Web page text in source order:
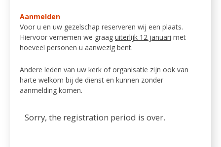
Aanmelden
Voor u en uw gezelschap reserveren wij een plaats.
Hiervoor vernemen we graag uiterlijk 12 januari met
hoeveel personen u aanwezig bent.
Andere leden van uw kerk of organisatie zijn ook van
harte welkom bij de dienst en kunnen zonder
aanmelding komen.
Sorry, the registration period is over.